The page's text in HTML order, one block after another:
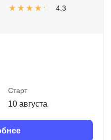
4.3
Старт
10 августа